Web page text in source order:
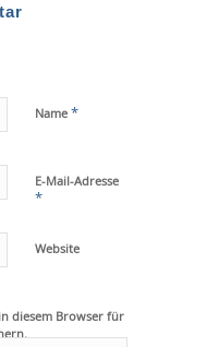
Name *
E-Mail-Adresse
*
Website
diesem Browser für